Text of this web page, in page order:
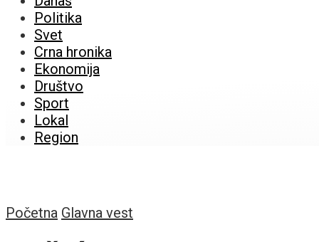
Politika
Svet
Crna hronika
Ekonomija
Društvo
Sport
Lokal
Region
Početna Glavna vest